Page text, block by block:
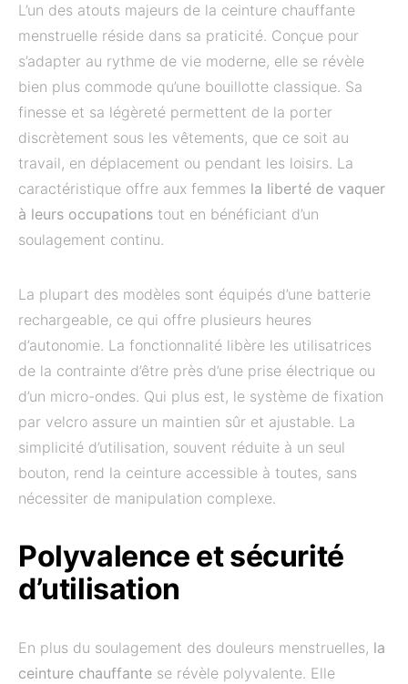
L’un des atouts majeurs de la ceinture chauffante
menstruelle réside dans sa praticité. Conçue pour
s’adapter au rythme de vie moderne, elle se révèle
bien plus commode qu’une bouillotte classique. Sa
finesse et sa légèreté permettent de la porter
discrètement sous les vêtements, que ce soit au
travail, en déplacement ou pendant les loisirs. La
caractéristique offre aux femmes la liberté de vaquer
à leurs occupations tout en bénéficiant d’un
soulagement continu.
La plupart des modèles sont équipés d’une batterie
rechargeable, ce qui offre plusieurs heures
d’autonomie. La fonctionnalité libère les utilisatrices
de la contrainte d’être près d’une prise électrique ou
d’un micro-ondes. Qui plus est, le système de fixation
par velcro assure un maintien sûr et ajustable. La
simplicité d’utilisation, souvent réduite à un seul
bouton, rend la ceinture accessible à toutes, sans
nécessiter de manipulation complexe.
Polyvalence et sécurité
d’utilisation
En plus du soulagement des douleurs menstruelles, la
ceinture chauffante se révèle polyvalente. Elle